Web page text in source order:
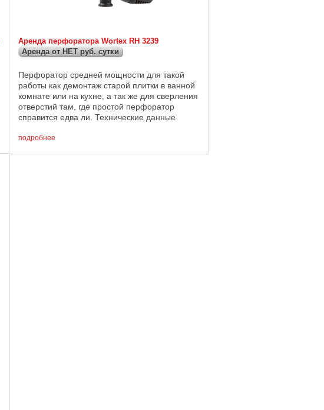
Аренда перфоратора Wortex RH 3239
Аренда от НЕТ руб. сутки
Перфоратор средней мощности для такой
работы как демонтаж старой плитки в ванной
комнате или на кухне, а так же для сверления
отверстий там, где простой перфоратор
справится едва ли. Технические данные
...
подробнее